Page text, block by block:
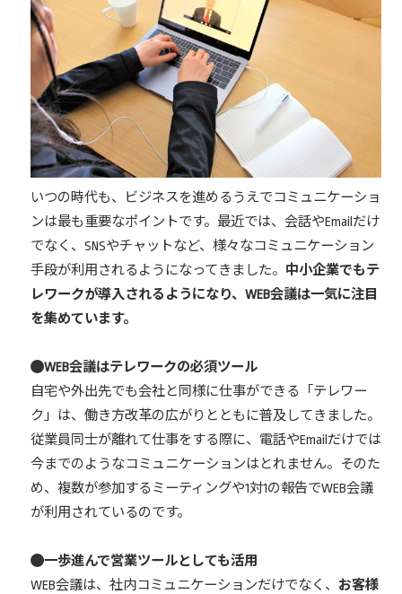
いつの時代も、ビジネスを進めるうえでコミュニケーショ
ンは最も重要なポイントです。最近では、会話やEmailだけ
でなく、SNSやチャットなど、様々なコミュニケーション
手段が利用されるようになってきました。 中小企業でもテ
レワークが導入されるようになり、WEB会議は一気に注目
を集めています。
WEB会議はテレワークの必須ツール
自宅や外出先でも会社と同様に仕事ができる「テレワー
ク」は、働き方改革の広がりとともに普及してきました。
従業員同士が離れて仕事をする際に、電話やEmailだけでは
今までのようなコミュニケーションはとれません。そのた
め、複数が参加するミーティングや1対1の報告でWEB会議
が利用されているのです。
一歩進んで営業ツールとしても活用
WEB会議は、社内コミュニケーションだけでなく、 お客様